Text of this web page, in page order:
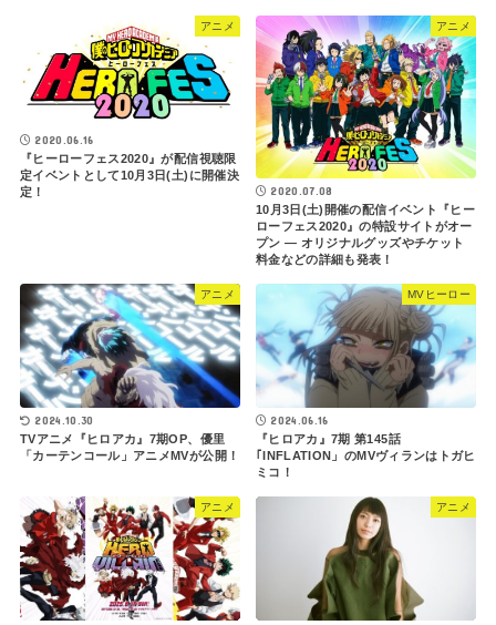
アニメ
2020.06.16
『ヒーローフェス2020』が配信視聴限
定イベントとして10月3日(土)に開催決
定！
アニメ
2020.07.08
10月3日(土)開催の配信イベント『ヒー
ローフェス2020』の特設サイトがオー
プン ― オリジナルグッズやチケット
料金などの詳細も発表！
アニメ
2024.10.30
TVアニメ『ヒロアカ』7期OP、優里
「カーテンコール」アニメMVが公開！
MVヒーロー
2024.06.16
『ヒロアカ』7期 第145話
｢INFLATION」のMVヴィランはトガヒ
ミコ！
アニメ アニメ